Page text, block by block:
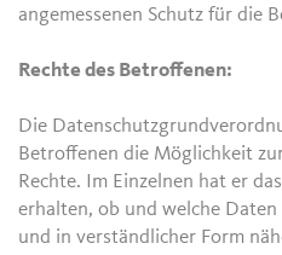
angemessenen Schutz für die
Rechte des Betroffenen:
Die
Betroffenen die Möglichkeit
Rechte. Im Einzelnen hat er
erhalten, ob und welche
und in verständlicher Form